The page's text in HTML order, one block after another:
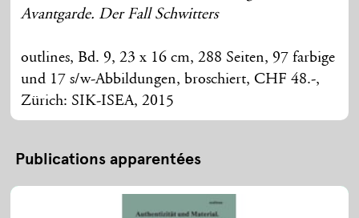
Avantgarde. Der Fall Schwitters
outlines, Bd. 9, 23 x 16 cm, 288 Seiten, 97 farbige
und 17 s/w-Abbildungen, broschiert, CHF 48.-,
Zürich: SIK-ISEA, 2015
Publications apparentées